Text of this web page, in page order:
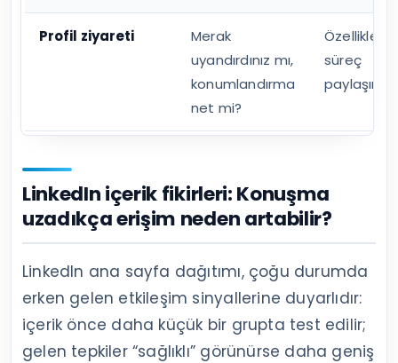
Profil ziyareti
Merak
uyandırdınız mı,
konumlandırma
net mi?
Özellikle
süreç
LinkedIn içerik fikirleri: Konuşma
uzadıkça erişim neden artabilir?
LinkedIn ana sayfa dağıtımı, çoğu durumda
erken gelen etkileşim sinyallerine duyarlıdır:
içerik önce daha küçük bir grupta test edilir;
gelen tepkiler “sağlıklı” görünürse daha geniş